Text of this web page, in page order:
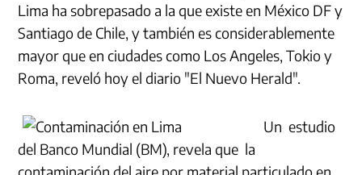
Lima ha sobrepasado a la que existe en México DF y
Santiago de Chile, y también es considerablemente
mayor que en ciudades como Los Angeles, Tokio y
Roma, reveló hoy el diario "El Nuevo Herald".
Un estudio
del Banco Mundial (BM), revela que la